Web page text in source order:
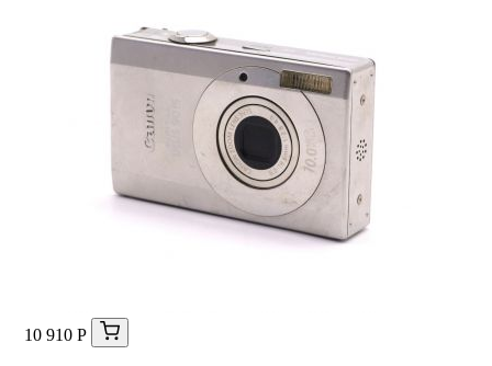
10 910 Р